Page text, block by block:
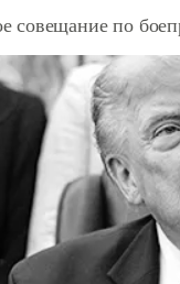
совещание по